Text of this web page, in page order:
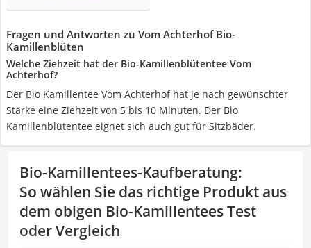
Fragen und Antworten zu Vom Achterhof Bio-
Kamillenblüten
Welche Ziehzeit hat der Bio-Kamillenblütentee Vom
Achterhof?
Der Bio Kamillentee Vom Achterhof hat je nach gewünschter
Stärke eine Ziehzeit von 5 bis 10 Minuten. Der Bio
Kamillenblütentee eignet sich auch gut für Sitzbäder.
Bio-Kamillentees-Kaufberatung:
So wählen Sie das richtige Produkt aus
dem obigen Bio-Kamillentees Test
oder Vergleich